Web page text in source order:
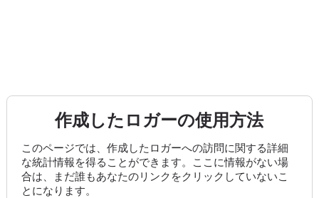
作成したロガーの使用方法
このページでは、作成したロガーへの訪問に関する詳細
な統計情報を得ることができます。ここに情報がない場
合は、まだ誰もあなたのリンクをクリックしていないこ
とになります。